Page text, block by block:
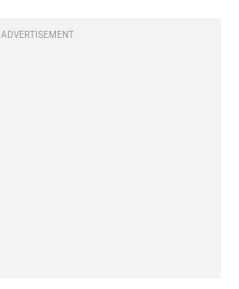
ADVERTISEMENT